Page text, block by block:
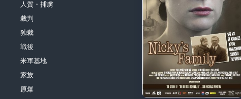
人質・捕虜
裁判
独裁
戦後
米軍基地
家族
原爆